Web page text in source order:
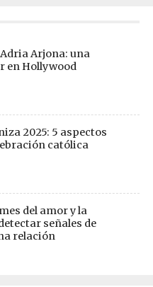
Arjona: una
en Hollywood
2025: 5 aspectos
católica
del amor y la
señales de
relación